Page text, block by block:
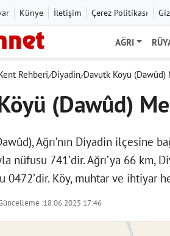
Künye İletişim Çerez Politikası
AĞRI
Rehberi/Diyadin/Davutk Köyü
(Dawûd)
Ağrı’nın Diyadin ilçesine
nüfusu 741’dir. Ağrı’ya 66 km,
0472’dir. Köy, muhtar ve ihtiyar
:18.06.2025 17:46